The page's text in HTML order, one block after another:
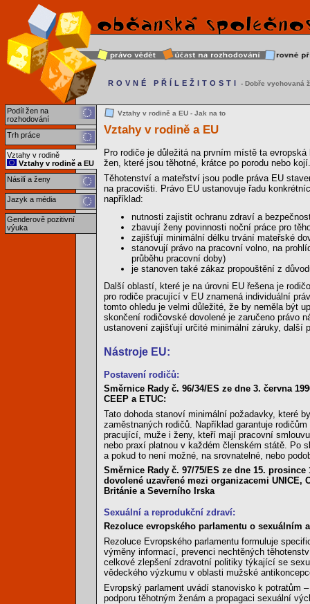
Podíl žen na
rozhodování
Trh práce
Vztahy v rodině
Vztahy v rodině a EU
Násilí a ženy
Jazyk a média
Genderově pozitivní
výuka
ROVNÉ PŘÍLEŽITOSTI - Dobře vychovaná
Vztahy v rodině a EU - Jak na to
Vztahy v rodině a EU
Pro rodiče je důležitá na prvním místě ta
žen, které jsou těhotné, krátce po porodu nebo kojí.
Těhotenství a mateřství jsou podle práva EU
na pracovišti. Právo EU ustanovuje řadu
například:
nutnosti zajistit ochranu zdraví a
zbavují ženy povinnosti noční práce pro
zajišťují minimální délku trvání mateřské
stanovují právo na pracovní volno, na
průběhu pracovní doby)
je stanoven také zákaz propouštění z
Další oblastí, které je na úrovni EU řešena je
pro rodiče pracující v EU znamená individuální
tomto ohledu je velmi důležité, že by neměla být
skončení rodičovské dovolené je zaručeno právo
ustanovení zajišťují určité minimální záruky, další
Nástroje EU:
Postavení rodičů:
Směrnice Rady č. 96/34/ES ze dne 3. června
CEEP a ETUC:
Tato dohoda stanoví minimální požadavky, které
zaměstnaných rodičů. Například garantuje
pracující, muže i ženy, kteří mají pracovní
nebo praxí platnou v každém členském státě. Po
a pokud to není možné, na srovnatelné, nebo
Směrnice Rady č. 97/75/ES ze dne 15.
dovolené uzavřené mezi organizacemi
Británie a Severního Irska
Sexuální a reprodukční zdraví:
Rezoluce evropského parlamentu o sexuálním
Rezoluce Evropského parlamentu formuluje
výměny informací, prevenci nechtěných
celkové zlepšení zdravotní politiky týkající se
vědeckého výzkumu v oblasti mužské
Evropský parlament uvádí stanovisko k potratům
podporu těhotným ženám a propagaci sexuální